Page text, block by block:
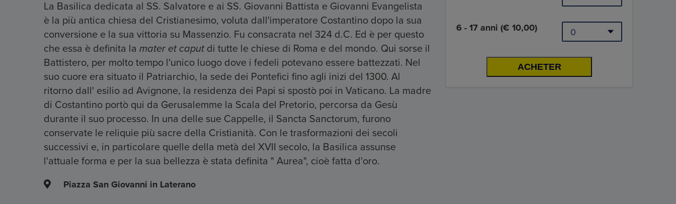
La Basilica dedicata al SS. Salvatore e ai SS. Giovanni Battista e Giovanni Evangelista
è la più antica chiesa del Cristianesimo, voluta dall'imperatore Costantino dopo la sua
conversione e la sua vittoria su Massenzio. Fu consacrata nel 324 d.C. Ed è per questo
che essa è definita la mater et caput di tutte le chiese di Roma e del mondo. Qui sorse il
Battistero, per molto tempo l'unico luogo dove i fedeli potevano essere battezzati. Nel
suo cuore era situato il Patriarchio, la sede dei Pontefici fino agli inizi del 1300. Al
ritorno dall' esilio ad Avignone, la residenza dei Papi si spostò poi in Vaticano. La madre
di Costantino portò qui da Gerusalemme la Scala del Pretorio, percorsa da Gesù
durante il suo processo. In una delle sue Cappelle, il Sancta Sanctorum, furono
conservate le reliquie più sacre della Cristianità. Con le trasformazioni dei secoli
successivi e, in particolare quelle della metà del XVII secolo, la Basilica assunse
l'attuale forma e per la sua bellezza è stata definita " Aurea", cioè fatta d'oro.
Piazza San Giovanni in Laterano
6 - 17 anni (€ 10,00)